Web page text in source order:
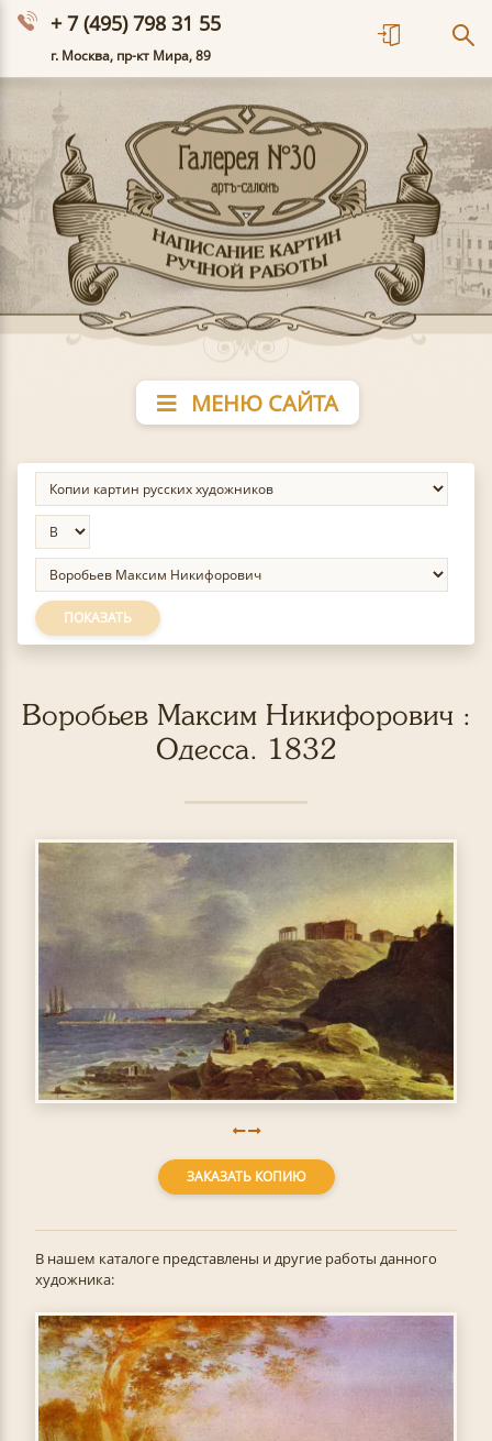
+ 7 (495) 798 31 55
г. Москва, пр-кт Мира, 89
МЕНЮ САЙТА
ПОКАЗАТЬ
Воробьев Максим Никифорович :
Одесса. 1832
ЗАКАЗАТЬ КОПИЮ
В нашем каталоге представлены и другие работы данного
художника: